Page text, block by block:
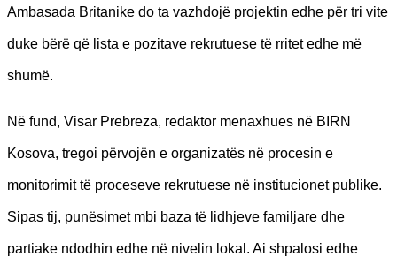
Ambasada Britanike do ta vazhdojë projektin edhe për tri vite
duke bërë që lista e pozitave rekrutuese të rritet edhe më
shumë.
Në fund, Visar Prebreza, redaktor menaxhues në BIRN
Kosova, tregoi përvojën e organizatës në procesin e
monitorimit të proceseve rekrutuese në institucionet publike.
Sipas tij, punësimet mbi baza të lidhjeve familjare dhe
partiake ndodhin edhe në nivelin lokal. Ai shpalosi edhe